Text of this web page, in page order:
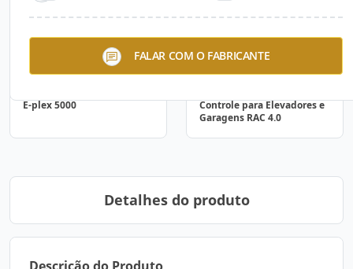
FALAR COM O FABRICANTE
E-plex 5000
Controle para Elevadores e
Garagens RAC 4.0
Detalhes do produto